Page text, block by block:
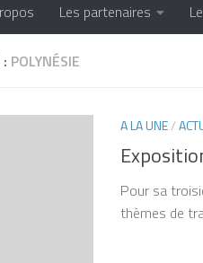
Les partenaires
: POLYNÉSIE
A LA UNE/
Pour sa
thèmes de